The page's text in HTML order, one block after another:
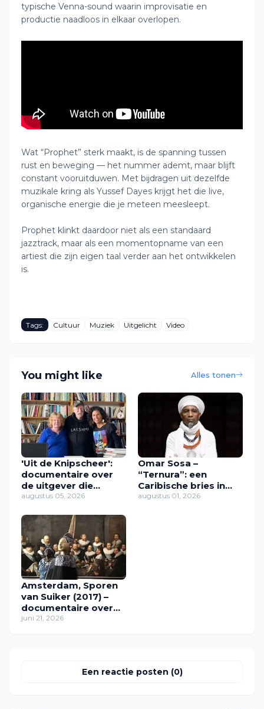
typische Venna-sound waarin improvisatie en
productie naadloos in elkaar overlopen.
Wat “Prophet” sterk maakt, is de spanning tussen
rust en beweging — het nummer ademt, maar blijft
constant vooruitduwen. Met bijdragen uit dezelfde
muzikale kring als Yussef Dayes krijgt het die live,
organische energie die je meteen meesleept.
Prophet klinkt daardoor niet als een standaard
jazztrack, maar als een momentopname van een
artiest die zijn eigen taal verder aan het ontwikkelen
is.
Tags: Cultuur Muziek Uitgelicht Video
You might like Alles tonen
'Uit de Knipscheer':
documentaire over
de uitgever die
Caribische stemmen
augustus 05, 2026
Omar Sosa –
“Ternura”: een
Caribische bries in
muziek
augustus 01, 2026
Amsterdam, Sporen
van Suiker (2017) –
documentaire over
slavernij en koloniale
juni 21, 2026
Een reactie posten (0)